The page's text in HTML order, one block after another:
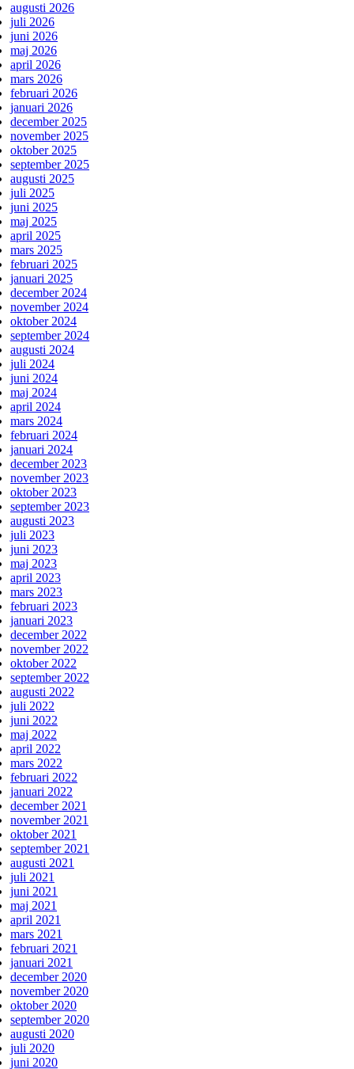
augusti 2026
juli 2026
juni 2026
maj 2026
april 2026
mars 2026
februari 2026
januari 2026
december 2025
november 2025
oktober 2025
september 2025
augusti 2025
juli 2025
juni 2025
maj 2025
april 2025
mars 2025
februari 2025
januari 2025
december 2024
november 2024
oktober 2024
september 2024
augusti 2024
juli 2024
juni 2024
maj 2024
april 2024
mars 2024
februari 2024
januari 2024
december 2023
november 2023
oktober 2023
september 2023
augusti 2023
juli 2023
juni 2023
maj 2023
april 2023
mars 2023
februari 2023
januari 2023
december 2022
november 2022
oktober 2022
september 2022
augusti 2022
juli 2022
juni 2022
maj 2022
april 2022
mars 2022
februari 2022
januari 2022
december 2021
november 2021
oktober 2021
september 2021
augusti 2021
juli 2021
juni 2021
maj 2021
april 2021
mars 2021
februari 2021
januari 2021
december 2020
november 2020
oktober 2020
september 2020
augusti 2020
juli 2020
juni 2020